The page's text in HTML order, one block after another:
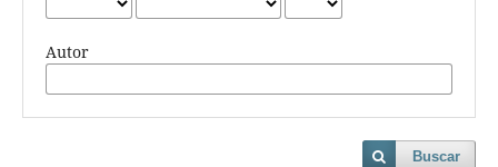
Autor
Buscar